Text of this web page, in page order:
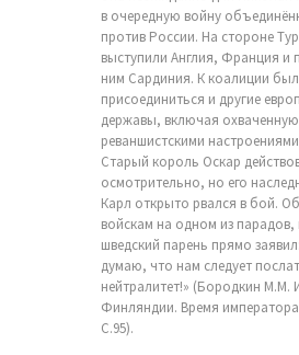
в очередную войну
против России. На стороне
выступили Англия, Франция и
ним Сардиния. К коалиции
присоединиться и другие
державы, включая охваченную
реваншистскими
Старый король Оскар
осмотрительно, но его
Карл открыто рвался в бой.
войскам на одном из парадов,
шведский парень прямо
думаю, что нам следует
нейтралитет!» (Бородкин М.М.
Финляндии. Время императора
С.95).